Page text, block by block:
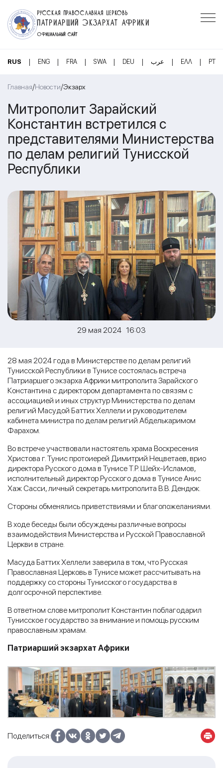
РУССКАЯ ПРАВОСЛАВНАЯ ЦЕРКОВЬ
ПАТРИАРШИЙ ЭКЗАРХАТ АФРИКИ
ОФИЦИАЛЬНЫЙ САЙТ
RUS | ENG | FRA | SWA | DEU | عرب | ΕΛΛ | PT
Главная/Новости/Экзарх
Митрополит Зарайский
Константин встретился с
представителями Министерства
по делам религий Тунисской
Республики
29 мая 2024 16:03
28 мая 2024 года в Министерстве по делам религий
Тунисской Республики в Тунисе состоялась встреча
Патриаршего экзарха Африки митрополита Зарайского
Константина с директором департамента по связям с
ассоциацией и иных структур Министерства по делам
религий Масудой Баттих Хеллели и руководителем
кабинета министра по делам религий Абделькаримом
Фарахом.
Во встрече участвовали настоятель храма Воскресения
Христова г. Тунис протоиерей Димитрий Нецветаев, врио
директора Русского дома в Тунисе Т.Р. Шейх-Исламов,
исполнительный директор Русского дома в Тунисе Анис
Хаж Сасси, личный секретарь митрополита В.В. Дендюк.
Стороны обменялись приветствиями и благопожеланиями.
В ходе беседы были обсуждены различные вопросы
взаимодействия Министерства и Русской Православной
Церкви в стране.
Масуда Баттих Хеллели заверила в том, что Русская
Православная Церковь в Тунисе может рассчитывать на
поддержку со стороны Тунисского государства в
долгосрочной перспективе.
В ответном слове митрополит Константин поблагодарил
Тунисское государство за внимание и помощь русским
православным храмам.
Патриарший экзархат Африки
Поделиться: